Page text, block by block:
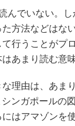
んでいない。
方法などはな
行うことがプ
あまり読む意
理由は、あま
ンガポールの
はアマゾンを